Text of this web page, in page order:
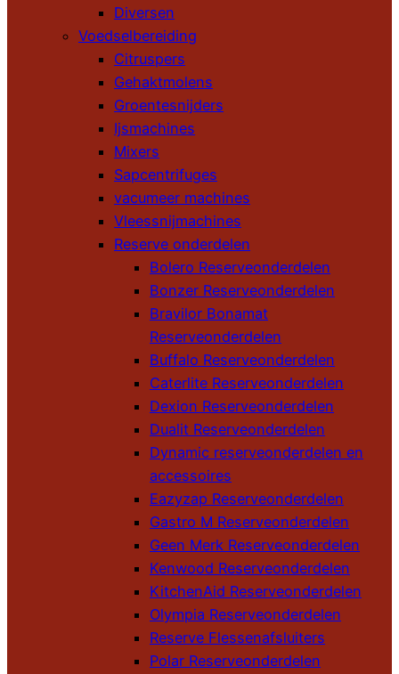
Diversen
Voedselbereiding
Citruspers
Gehaktmolens
Groentesnijders
Ijsmachines
Mixers
Sapcentrifuges
vacumeer machines
Vleessnijmachines
Reserve onderdelen
Bolero Reserveonderdelen
Bonzer Reserveonderdelen
Bravilor Bonamat
Reserveonderdelen
Buffalo Reserveonderdelen
Caterlite Reserveonderdelen
Dexion Reserveonderdelen
Dualit Reserveonderdelen
Dynamic reserveonderdelen en
accessoires
Eazyzap Reserveonderdelen
Gastro M Reserveonderdelen
Geen Merk Reserveonderdelen
Kenwood Reserveonderdelen
KitchenAid Reserveonderdelen
Olympia Reserveonderdelen
Reserve Flessenafsluiters
Polar Reserveonderdelen